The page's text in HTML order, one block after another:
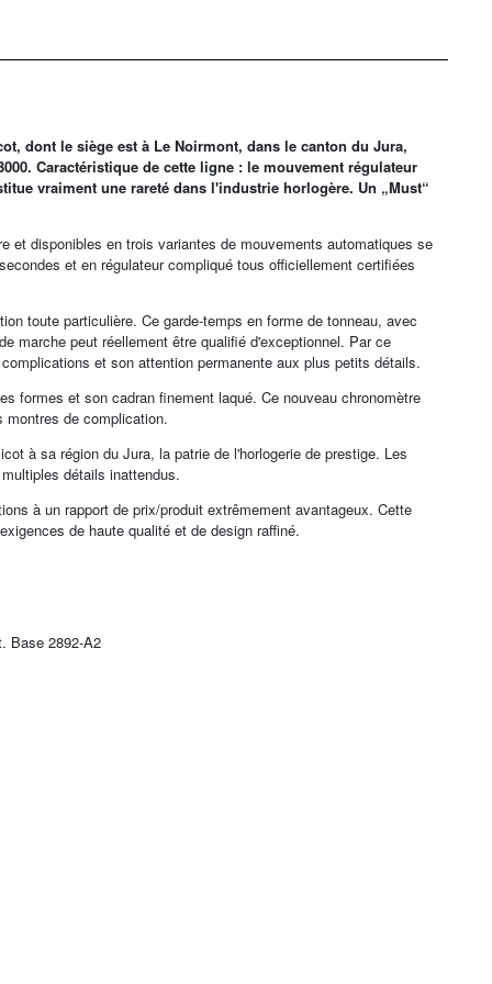
dont le siège est à Le Noirmont, dans le canton du Jura,
Caractéristique de cette ligne : le mouvement régulateur
vraiment une rareté dans l'industrie horlogère. Un „Must“
et disponibles en trois variantes de mouvements automatiques se
et en régulateur compliqué tous officiellement certifiées
toute particulière. Ce garde-temps en forme de tonneau, avec
marche peut réellement être qualifié d'exceptionnel. Par ce
et son attention permanente aux plus petits détails.
formes et son cadran finement laqué. Ce nouveau chronomètre
montres de complication.
à sa région du Jura, la patrie de l'horlogerie de prestige. Les
détails inattendus.
à un rapport de prix/produit extrêmement avantageux. Cette
de haute qualité et de design raffiné.
Base 2892-A2